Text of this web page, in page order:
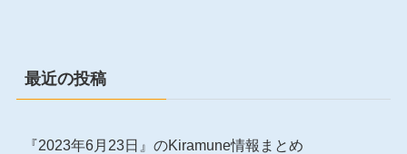
最近の投稿
『2023年6月23日』のKiramune情報まとめ